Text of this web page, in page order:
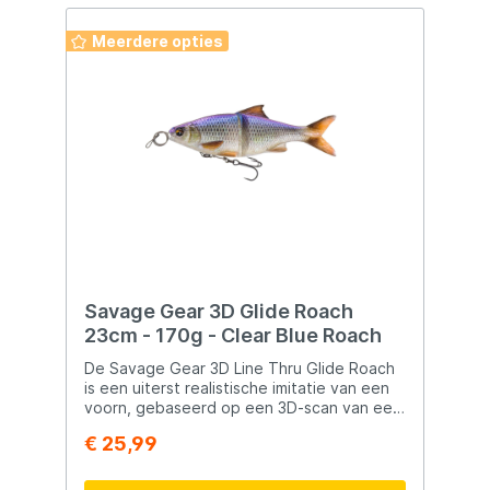
voorzien van loze constructie en
haarscherpe haken. De handgeschilderde
kleuren en zachte, ftalaatvrije staarten
Meerdere opties
Savage Gear 3D Glide Roach
23cm - 170g - Clear Blue Roach
De Savage Gear 3D Line Thru Glide Roach
is een uiterst realistische imitatie van een
voorn, gebaseerd op een 3D-scan van een
details en de verleidelijke zwemactie is dit
vissen op grote roofvissen zoals snoek.
€ 25,99